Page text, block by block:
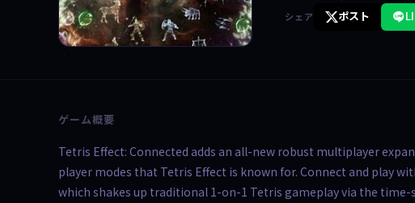
シェア ポスト
ゲーム概要
Tetris Effect: Connected adds an all-new robust multiplayer
player modes that Tetris Effect is known for. Connect and play
which shakes up traditional 1-on-1 Tetris gameplay via the